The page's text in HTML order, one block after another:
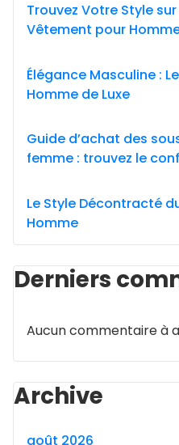
Trouvez Votre Style
Vêtement pour
Élégance Masculine :
Homme de Luxe
Guide d’achat des
femme : trouvez le
Le Style Décontracté
Homme
Derniers
Aucun commentaire à
Archive
août 2026